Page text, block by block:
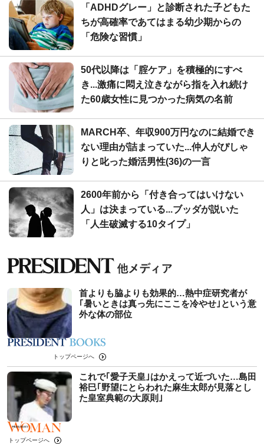
「ADHDグレー」と診断された子どもた
ちが高確率であてはまる幼少期からの
「危険な習慣」
50代以降は「腟ケア」を積極的にすべ
き...激痛に悶え泣きながら指を入れ続け
た60歳女性に見つかった病気の名前
MARCH卒、年収900万円なのに結婚でき
ない理由が詰まっていた...仲人がぴしゃ
りと叱った婚活男性(36)の一言
2600年前から「付き合ってはいけない
人」は決まっている...ブッダが説いた
「人生破滅する10タイプ」
首よりも脇よりも効果的…熱中症研究者が
｢暑いときは真っ先にここを冷やせ｣という意
外な体の部位
トップページへ
これで｢愛子天皇｣はかえって近づいた…島田
裕巳｢野望にとらわれた麻生太郎が見落とし
た皇室典範の大原則｣
トップページへ